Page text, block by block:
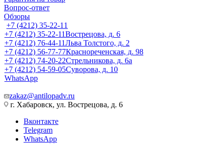
Вопрос-ответ
Обзоры
+7 (4212) 35-22-11
+7 (4212) 35-22-11Вострецова, д. 6
+7 (4212) 76-44-11Льва Толстого, д. 2
+7 (4212) 56-77-77Краснореченская, д. 98
+7 (4212) 74-20-22Стрельникова, д. 6а
+7 (4212) 54-59-05Суворова, д. 10
WhatsApp
zakaz@antilopadv.ru
г. Хабаровск, ул. Вострецова, д. 6
Вконтакте
Telegram
WhatsApp